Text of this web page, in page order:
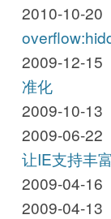
2010-10-20
2009-12-15
准化
2009-10-13
2009-06-22
让IE支持丰
2009-04-16
2009-04-13